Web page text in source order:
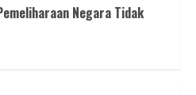
Negara Tidak